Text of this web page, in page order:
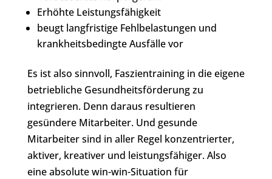
Erhöhte Leistungsfähigkeit
beugt langfristige Fehlbelastungen und
krankheitsbedingte Ausfälle vor
Es ist also sinnvoll, Faszientraining in die eigene
betriebliche Gesundheitsförderung zu
integrieren. Denn daraus resultieren
gesündere Mitarbeiter. Und gesunde
Mitarbeiter sind in aller Regel konzentrierter,
aktiver, kreativer und leistungsfähiger. Also
eine absolute win-win-Situation für